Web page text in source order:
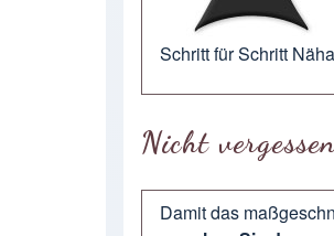
Schritt für Schritt
Nicht
Damit das